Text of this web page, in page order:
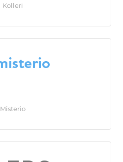
Kolleri
Misterio